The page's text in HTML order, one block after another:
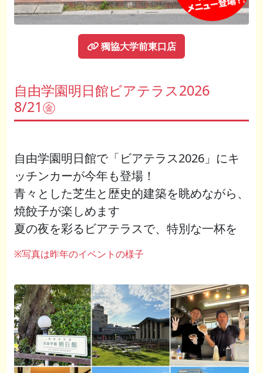
獨協大学前東口店
自由学園明日館ビアテラス2026
8/21㊎
自由学園明日館で「ビアテラス2026」にキ
ッチンカーが今年も登場！
青々とした芝生と歴史的建築を眺めながら、
焼餃子が楽しめます
夏の夜を彩るビアテラスで、特別な一杯を
※写真は昨年のイベントの様子